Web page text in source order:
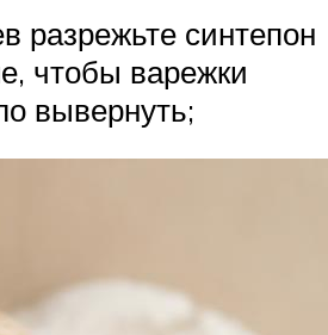
разрежьте синтепон
чтобы варежки
вывернуть;